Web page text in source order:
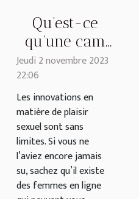
Qu’est-ce
qu’une cam
girl ?
Jeudi 2 novembre 2023
22:06
Les innovations en
matière de plaisir
sexuel sont sans
limites. Si vous ne
l’aviez encore jamais
su, sachez qu’il existe
des femmes en ligne